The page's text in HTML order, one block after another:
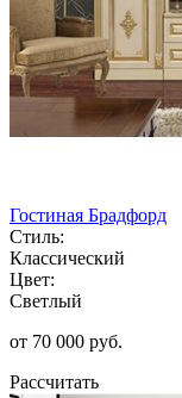
Гостиная Брадфорд
Стиль:
Классический
Цвет:
Светлый
от 70 000 руб.
Рассчитать